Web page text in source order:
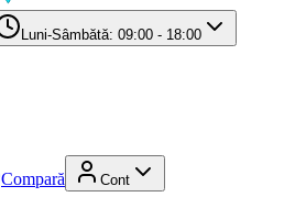
Luni-Sâmbătă: 09:00 - 18:00
Compară Cont